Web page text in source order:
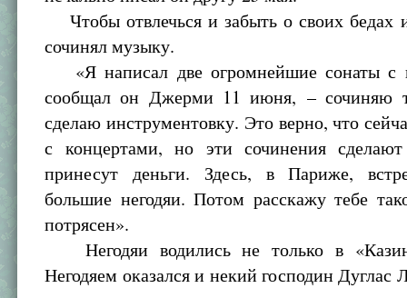
Чтобы отвлечься и забыть о своих бедах
сочинял музыку.
«Я написал две огромнейшие сонаты с
сообщал он Джерми 11 июня, – сочиняю
сделаю инструментовку. Это верно, что
с концертами, но эти сочинения
принесут деньги. Здесь, в Париже,
большие негодяи. Потом расскажу тебе
потрясен».
Негодяи водились не только в
Негодяем оказался и некий господин Дуглас